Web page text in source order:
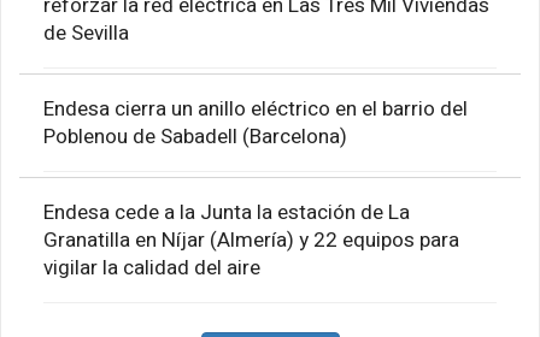
de Sevilla
Endesa cierra un anillo eléctrico en el barrio del
Poblenou de Sabadell (Barcelona)
Endesa cede a la Junta la estación de La
Granatilla en Níjar (Almería) y 22 equipos para
vigilar la calidad del aire